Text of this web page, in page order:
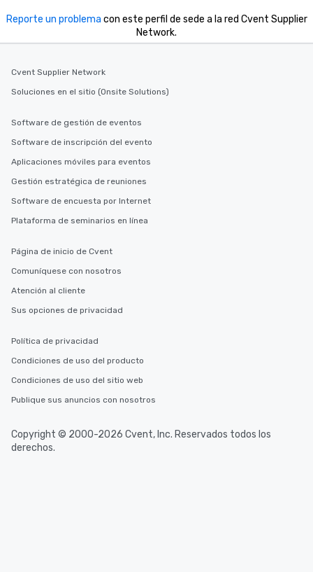
Reporte un problema con este perfil de sede a la red Cvent Supplier
Network.
Cvent Supplier Network
Soluciones en el sitio (Onsite Solutions)
Software de gestión de eventos
Software de inscripción del evento
Aplicaciones móviles para eventos
Gestión estratégica de reuniones
Software de encuesta por Internet
Plataforma de seminarios en línea
Página de inicio de Cvent
Comuníquese con nosotros
Atención al cliente
Sus opciones de privacidad
Política de privacidad
Condiciones de uso del producto
Condiciones de uso del sitio web
Publique sus anuncios con nosotros
Copyright © 2000-2026 Cvent, Inc. Reservados todos los
derechos.